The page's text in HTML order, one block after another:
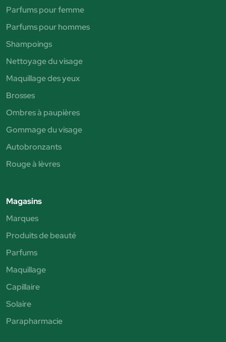
Parfums pour femme
Parfums pour hommes
Shampoings
Nettoyage du visage
Maquillage des yeux
Brosses
Ombres à paupières
Gommage du visage
Autobronzants
Rouge à lèvres
Magasins
Marques
Produits de beauté
Parfums
Maquillage
Capillaire
Solaire
Parapharmacie